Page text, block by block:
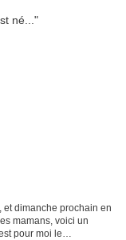
et dimanche prochain en
mamans, voici un
pour moi le